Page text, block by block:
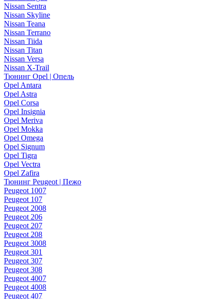
Nissan Sentra
Nissan Skyline
Nissan Teana
Nissan Terrano
Nissan Tiida
Nissan Titan
Nissan Versa
Nissan X-Trail
Тюнинг Opel | Опель
Opel Antara
Opel Astra
Opel Corsa
Opel Insignia
Opel Meriva
Opel Mokka
Opel Omega
Opel Signum
Opel Tigra
Opel Vectra
Opel Zafira
Тюнинг Peugeot | Пежо
Peugeot 1007
Peugeot 107
Peugeot 2008
Peugeot 206
Peugeot 207
Peugeot 208
Peugeot 3008
Peugeot 301
Peugeot 307
Peugeot 308
Peugeot 4007
Peugeot 4008
Peugeot 407